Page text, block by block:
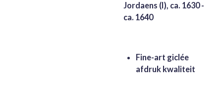
Jordaens (I), ca. 1630 -
ca. 1640
Fine-art giclée
afdruk kwaliteit